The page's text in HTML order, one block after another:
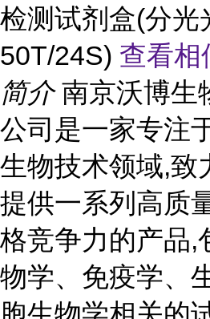
检测试剂盒(分光
50T/24S) 查看
简介 南京沃博生
公司是一家专注
生物技术领域,致
提供一系列高质
格竞争力的产品,
物学、免疫学、